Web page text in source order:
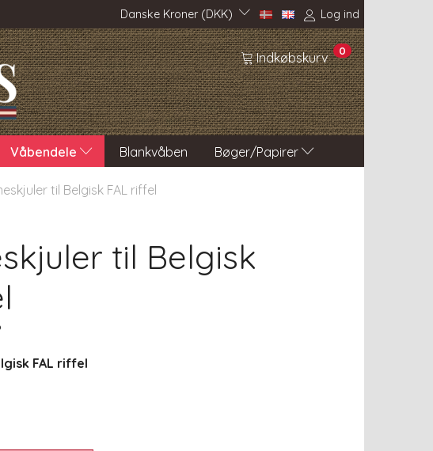
Log ind
Danske Kroner (DKK)
Indkøbskurv 0
Våbendele Blankvåben Bøger/Papirer
til Belgisk FAL riffel
til Belgisk
FAL riffel